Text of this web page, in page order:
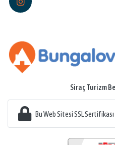
Siraç Turizm
Bu Web Sitesi SSL